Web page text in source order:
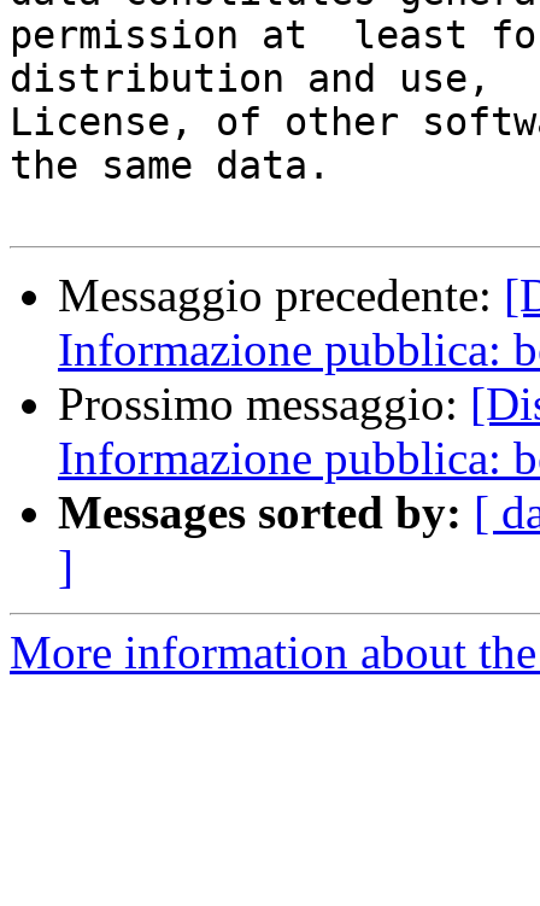
permission at  least
distribution and use,
License, of other
the same data.
Messaggio precedente:
Informazione pubblica:
Prossimo messaggio:
Informazione pubblica:
Messages sorted by: [
]
More information about